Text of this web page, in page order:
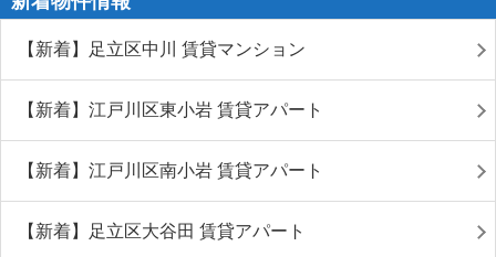
【新着】足立区中川 賃貸マンション
【新着】江戸川区東小岩 賃貸アパート
【新着】江戸川区南小岩 賃貸アパート
【新着】足立区大谷田 賃貸アパート